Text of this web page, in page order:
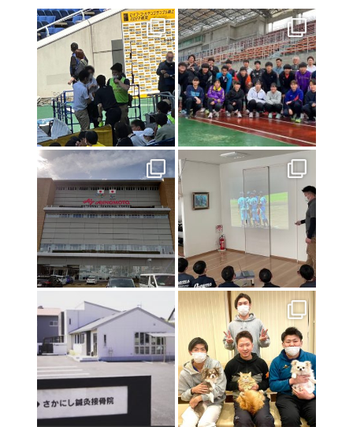
北海道インターハイ２０２３ 棒高跳び 男女優勝
2023年2月28日
交通事故治療は《さかにし鍼灸接骨院》へ
2021年8月21日
お盆休みのお知らせ
2021年8月10日
インターハイ2021
2021年7月23日
東京オリンピック２０２０
2021年7月17日
初戦突破！！！
2021年7月9日
特別診療のお知らせ
2021年6月24日
関東高校陸上大会のトレーナー帯同に行ってきました❕
2021年6月18日
いよいよ開幕❗️
2021年4月16日
お子様連れの方へ
2021年4月15日
画伯シリーズ part3